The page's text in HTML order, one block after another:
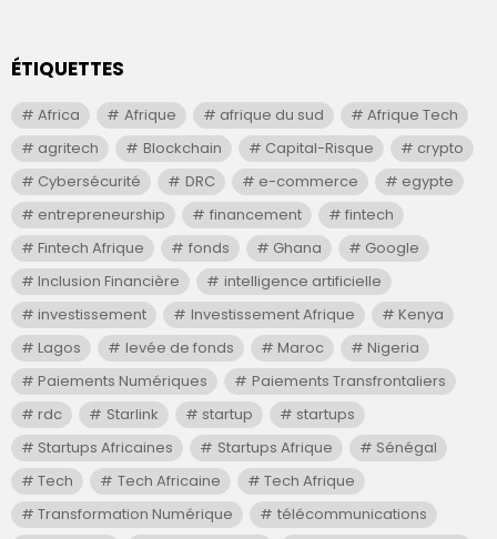
ÉTIQUETTES
Africa Afrique afrique du sud
Afrique Tech
agritech
Blockchain Capital-Risque
crypto
Cybersécurité
DRC e-commerce
egypte
entrepreneurship
financement
fintech
Fintech Afrique
fonds Ghana
Google
Inclusion Financière
intelligence artificielle
investissement
Investissement Afrique
Kenya
Lagos
levée de fonds Maroc
Nigeria
Paiements Numériques
Paiements Transfrontaliers
rdc
Starlink startup
startups
Startups Africaines
Startups Afrique
Sénégal
Tech
Tech Africaine
Tech Afrique
Transformation Numérique
télécommunications